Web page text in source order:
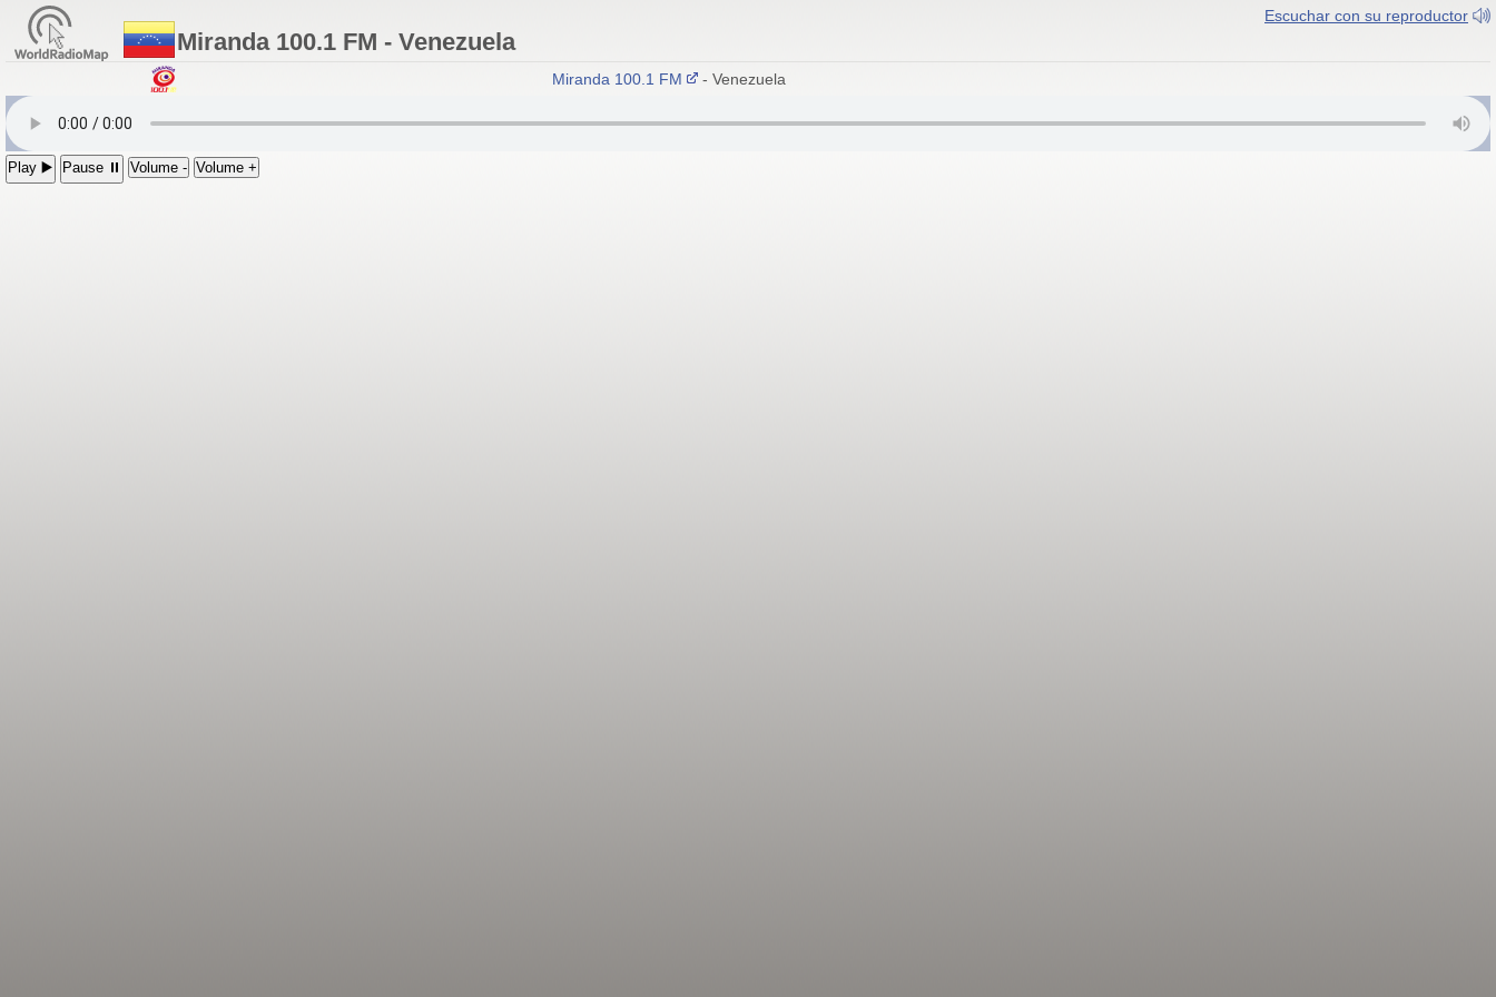
Escuchar con su reproductor
Miranda 100.1 FM - Venezuela
Miranda 100.1 FM - Venezuela
Play ▶️ Pause ⏸ Volume - Volume +